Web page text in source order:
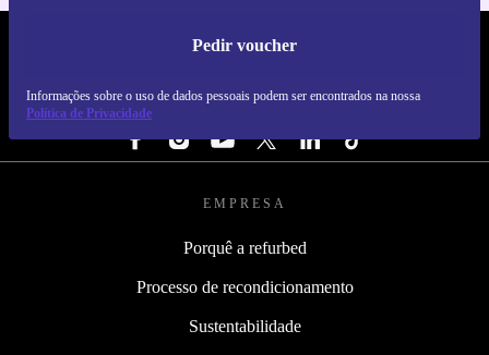
Pedir voucher
Informações sobre o uso de dados pessoais podem ser encontrados na nossa
Política de Privacidade
REFURBED PORTUGAL - RETHINK NEW.
SEGUE-NOS
EMPRESA
Porquê a refurbed
Processo de recondicionamento
Sustentabilidade